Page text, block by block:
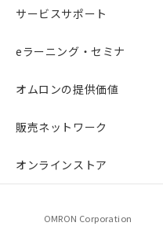
サービスサポート
eラーニング・セミナ
オムロンの提供価値
販売ネットワーク
オンラインストア
OMRON Corporation